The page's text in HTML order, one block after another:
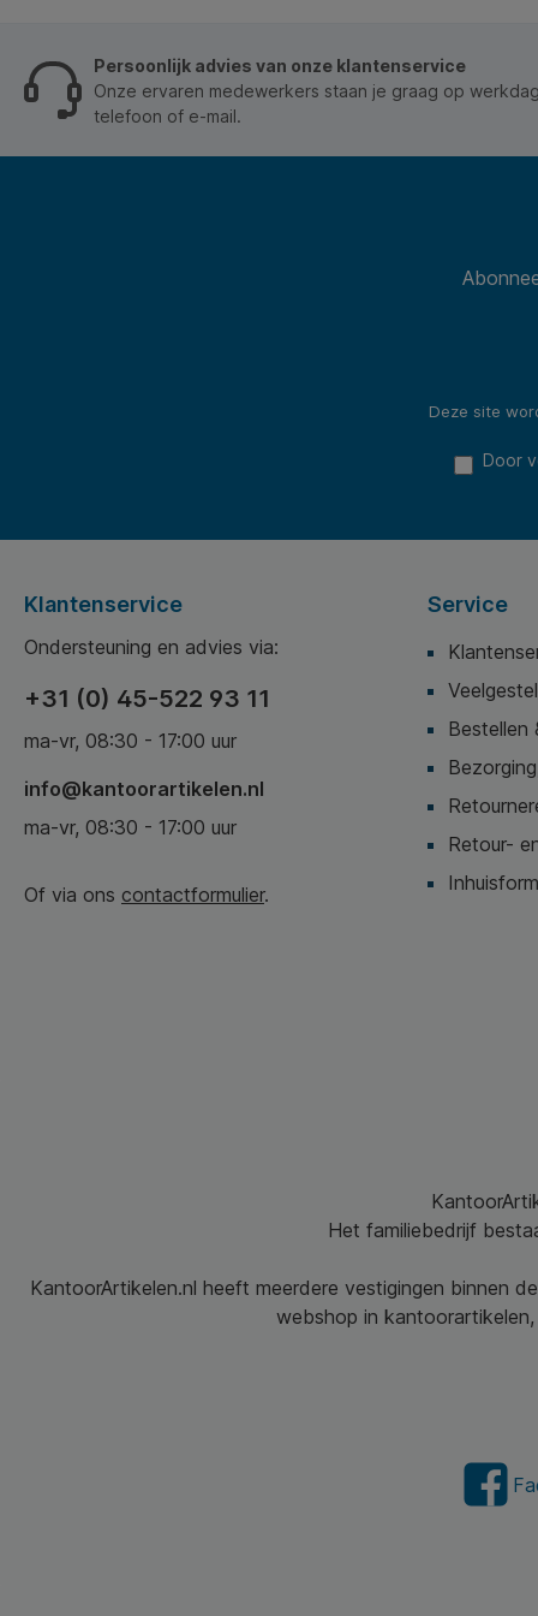
Persoonlijk advies van onze klantenservice
Onze ervaren medewerkers staan je graag op
telefoon of e-mail.
Deze site
Door
Klantenservice
Ondersteuning en advies via:
+31 (0) 45-522 93 11
ma-vr, 08:30 - 17:00 uur
info@kantoorartikelen.nl
ma-vr, 08:30 - 17:00 uur
Of via ons contactformulier.
Service
Bestellen
Retour-
Het familiebedrijf
KantoorArtikelen.nl heeft meerdere vestigingen binnen
webshop in